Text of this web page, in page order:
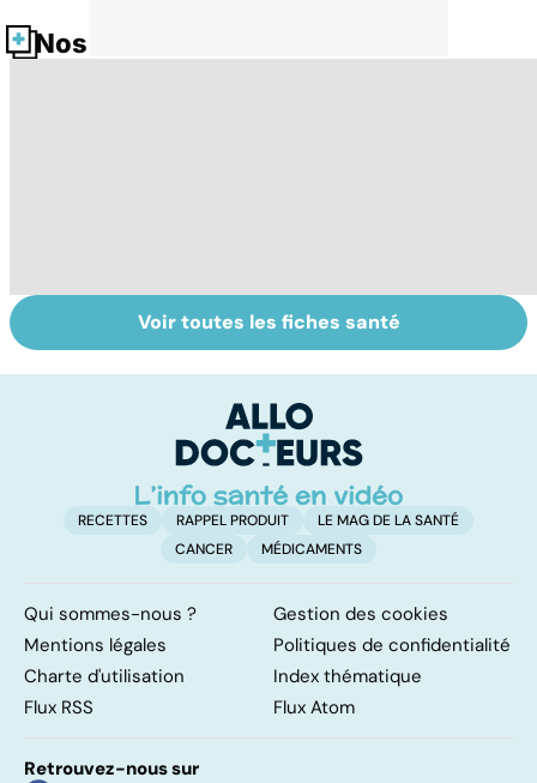
Nos fiches santé
Troubles anxieux,
une anxiété
Un rhume, ça se
soigne ?
Voir toutes les fiches santé
RECETTES RAPPEL PRODUIT
LE MAG DE LA SANTÉ
CANCER
MÉDICAMENTS
Qui sommes-nous ?
Gestion des cookies
Mentions légales
Politiques de confidentialité
Charte d'utilisation
Index thématique
Flux RSS
Flux Atom
Retrouvez-nous sur